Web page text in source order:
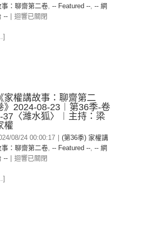
事：聊齋第二卷, -- Featured --, -- 網
--
迴響已關閉
《家權講故事：聊齋第二
》2024-08-23︱第36季-卷
37〈濰水狐〉︱主持：梁
權
08/24 00:00:17
(第36季) 家權講
事：聊齋第二卷, -- Featured --, -- 網
--
迴響已關閉